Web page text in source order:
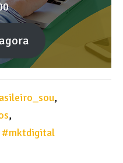
,
,
#mktdigital